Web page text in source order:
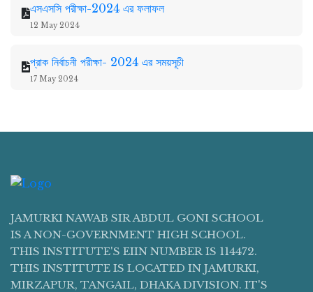
এসএসসি পরীক্ষা-2024 এর ফলাফল
12 May 2024
প্রাক নির্বাচনী পরীক্ষা- 2024 এর সময়সূচী
17 May 2024
JAMURKI NAWAB SIR ABDUL GONI SCHOOL
IS A NON-GOVERNMENT HIGH SCHOOL.
THIS INSTITUTE'S EIIN NUMBER IS 114472.
THIS INSTITUTE IS LOCATED IN JAMURKI,
MIRZAPUR, TANGAIL, DHAKA DIVISION. IT'S